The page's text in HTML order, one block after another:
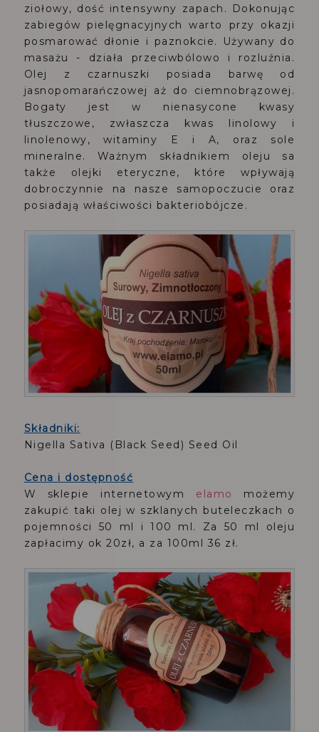
ziołowy, dość intensywny zapach. Dokonując
zabiegów pielęgnacyjnych warto przy okazji
posmarować dłonie i paznokcie. Używany do
masażu - działa przeciwbólowo i rozluźnia.
Olej z czarnuszki posiada barwę od
jasnopomarańczowej aż do ciemnobrązowej.
Bogaty jest w nienasycone kwasy
tłuszczowe, zwłaszcza kwas linolowy i
linolenowy, witaminy E i A, oraz sole
mineralne. Ważnym składnikiem oleju sa
także olejki eteryczne, które wpływają
dobroczynnie na nasze samopoczucie oraz
posiadają właściwości bakteriobójcze.
Składniki:
Nigella Sativa (Black Seed) Seed Oil
Cena i dostępność
W sklepie internetowym elamo
możemy
zakupić taki olej w szklanych buteleczkach o
pojemności 50 ml i 100 ml. Za 50 ml oleju
zapłacimy ok 20zł, a za 100ml 36 zł.